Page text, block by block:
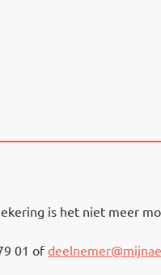
is het niet meer
01 of